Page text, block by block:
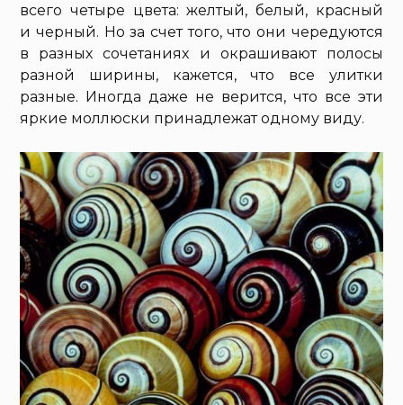
всего четыре цвета: желтый, белый, красный
и черный. Но за счет того, что они чередуются
в разных сочетаниях и окрашивают полосы
разной ширины, кажется, что все улитки
разные. Иногда даже не верится, что все эти
яркие моллюски принадлежат одному виду.